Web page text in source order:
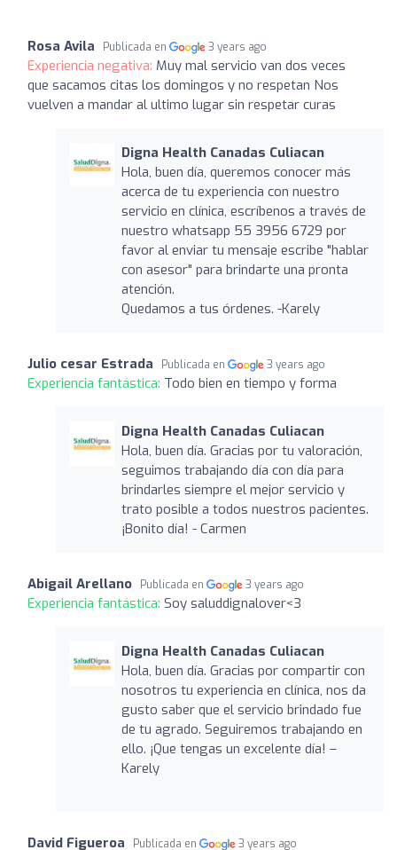
Rosa Avila Publicada en 3 years ago
Experiencia negativa: Muy mal servicio van dos veces
que sacamos citas los domingos y no respetan Nos
vuelven a mandar al ultimo lugar sin respetar curas
Digna Health Canadas Culiacan
Hola, buen día, queremos conocer más
acerca de tu experiencia con nuestro
servicio en clínica, escríbenos a través de
nuestro whatsapp 55 3956 6729 por
favor al enviar tu mensaje escribe "hablar
con asesor" para brindarte una pronta
atención.
Quedamos a tus órdenes. -Karely
Julio cesar Estrada Publicada en 3 years ago
Experiencia fantástica: Todo bien en tiempo y forma
Digna Health Canadas Culiacan
Hola, buen día. Gracias por tu valoración,
seguimos trabajando día con día para
brindarles siempre el mejor servicio y
trato posible a todos nuestros pacientes.
¡Bonito día! - Carmen
Abigail Arellano Publicada en 3 years ago
Experiencia fantástica: Soy saluddignalover<3
Digna Health Canadas Culiacan
Hola, buen día. Gracias por compartir con
nosotros tu experiencia en clínica, nos da
gusto saber que el servicio brindado fue
de tu agrado. Seguiremos trabajando en
ello. ¡Que tengas un excelente día! –
Karely
David Figueroa Publicada en 3 years ago